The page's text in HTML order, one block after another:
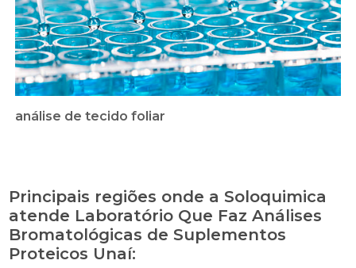
análise de tecido foliar
Principais regiões onde a Soloquimica
atende Laboratório Que Faz Análises
Bromatológicas de Suplementos
Proteicos Unaí: